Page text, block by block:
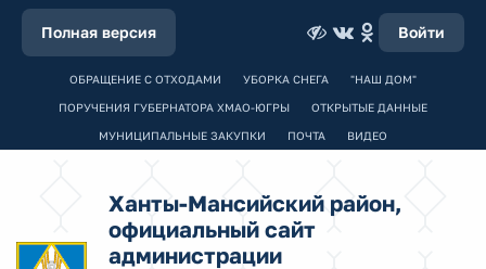
Полная версия Войти
ОБРАЩЕНИЕ С ОТХОДАМИ УБОРКА СНЕГА "НАШ ДОМ"
ПОРУЧЕНИЯ ГУБЕРНАТОРА ХМАО-ЮГРЫ ОТКРЫТЫЕ ДАННЫЕ
МУНИЦИПАЛЬНЫЕ ЗАКУПКИ ПОЧТА ВИДЕО
Ханты-Мансийский район,
официальный сайт
администрации